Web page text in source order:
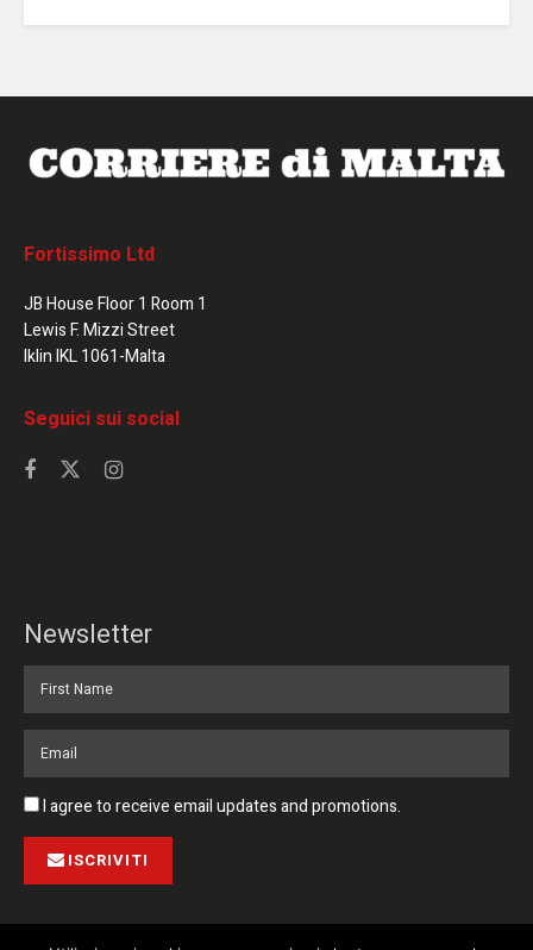
Fortissimo Ltd
JB House Floor 1 Room 1
Lewis F. Mizzi Street
Iklin IKL 1061-Malta
Seguici sui social
Newsletter
I agree to receive email updates and promotions.
ISCRIVITI